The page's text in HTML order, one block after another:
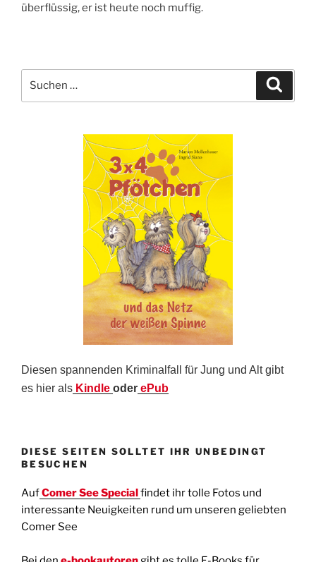
überflüssig, er ist heute noch muffig.
nach:
Diesen spannenden Kriminalfall für Jung und Alt gibt
es hier als Kindle oder ePub
DIESE SEITEN SOLLTET IHR UNBEDINGT
BESUCHEN
AufComer See Specialfindet ihr tolle Fotos und
interessante Neuigkeiten rund um unseren geliebten
Comer See